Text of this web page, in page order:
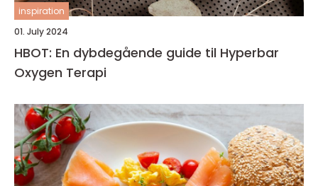
inspiration
01. July 2024
HBOT: En dybdegående guide til Hyperbar
Oxygen Terapi